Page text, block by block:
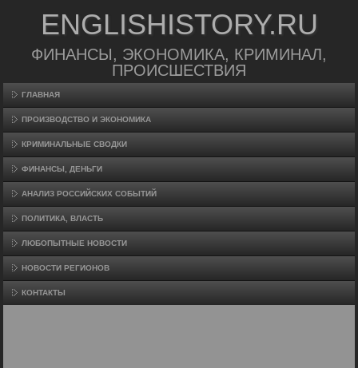
ENGLISHISTORY.RU
ФИНАНСЫ, ЭКОНОМИКА, КРИМИНАЛ,
ПРОИСШЕСТВИЯ
ГЛАВНАЯ
ПРОИЗВΟДСТВО И ЭКОНОМИКА
КРИМИНАЛЬНЫЕ СВОДКИ
ФИНАНСЫ, ДЕНЬГИ
АНАЛИЗ РОССИЙСКИХ СОБЫТИЙ
ПОЛИТИКА, ВЛАСТЬ
ЛЮБОПЫТНЫЕ НОВОСТИ
НОВОСТИ РЕГИОНОВ
КОНТАКТЫ